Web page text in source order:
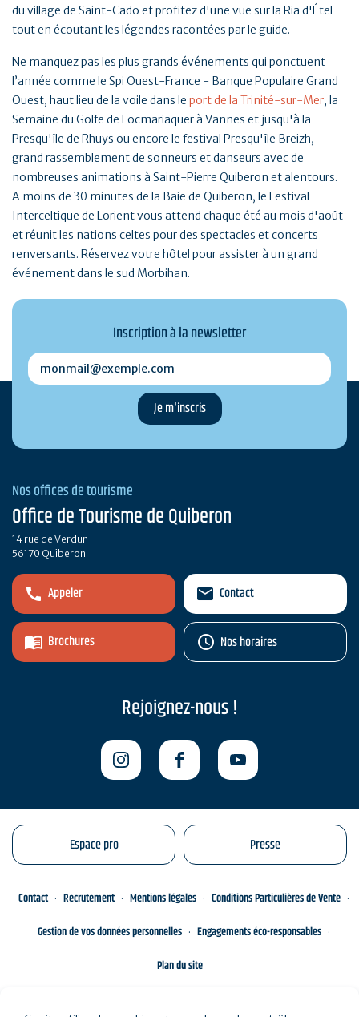
du village de Saint-Cado et profitez d'une vue sur la Ria d'Étel
tout en écoutant les légendes racontées par le guide.
Ne manquez pas les plus grands événements qui ponctuent
l’année comme le Spi Ouest-France - Banque Populaire Grand
Ouest, haut lieu de la voile dans le port de la Trinité-sur-Mer, la
Semaine du Golfe de Locmariaquer à Vannes et jusqu'à la
Presqu'île de Rhuys ou encore le festival Presqu'île Breizh,
grand rassemblement de sonneurs et danseurs avec de
nombreuses animations à Saint-Pierre Quiberon et alentours.
A moins de 30 minutes de la Baie de Quiberon, le Festival
Interceltique de Lorient vous attend chaque été au mois d'août
et réunit les nations celtes pour des spectacles et concerts
renversants. Réservez votre hôtel pour assister à un grand
événement dans le sud Morbihan.
Inscription à la newsletter
monmail@exemple.com
Nos offices de tourisme
Office de Tourisme de Quiberon
14 rue de Verdun
56170 Quiberon
Appeler
Brochures
Contact
Nos horaires
Rejoignez-nous !
Espace pro Presse
Contact Recrutement Mentions légales
Conditions Particulières de Vente
Gestion de vos données personnelles
Engagements éco-responsables
Plan du site